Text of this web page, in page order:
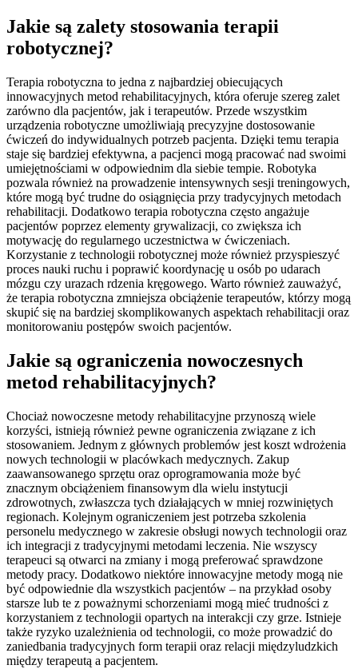
Jakie są zalety stosowania terapii
robotycznej?
Terapia robotyczna to jedna z najbardziej obiecujących
innowacyjnych metod rehabilitacyjnych, która oferuje szereg zalet
zarówno dla pacjentów, jak i terapeutów. Przede wszystkim
urządzenia robotyczne umożliwiają precyzyjne dostosowanie
ćwiczeń do indywidualnych potrzeb pacjenta. Dzięki temu terapia
staje się bardziej efektywna, a pacjenci mogą pracować nad swoimi
umiejętnościami w odpowiednim dla siebie tempie. Robotyka
pozwala również na prowadzenie intensywnych sesji treningowych,
które mogą być trudne do osiągnięcia przy tradycyjnych metodach
rehabilitacji. Dodatkowo terapia robotyczna często angażuje
pacjentów poprzez elementy grywalizacji, co zwiększa ich
motywację do regularnego uczestnictwa w ćwiczeniach.
Korzystanie z technologii robotycznej może również przyspieszyć
proces nauki ruchu i poprawić koordynację u osób po udarach
mózgu czy urazach rdzenia kręgowego. Warto również zauważyć,
że terapia robotyczna zmniejsza obciążenie terapeutów, którzy mogą
skupić się na bardziej skomplikowanych aspektach rehabilitacji oraz
monitorowaniu postępów swoich pacjentów.
Jakie są ograniczenia nowoczesnych
metod rehabilitacyjnych?
Chociaż nowoczesne metody rehabilitacyjne przynoszą wiele
korzyści, istnieją również pewne ograniczenia związane z ich
stosowaniem. Jednym z głównych problemów jest koszt wdrożenia
nowych technologii w placówkach medycznych. Zakup
zaawansowanego sprzętu oraz oprogramowania może być
znacznym obciążeniem finansowym dla wielu instytucji
zdrowotnych, zwłaszcza tych działających w mniej rozwiniętych
regionach. Kolejnym ograniczeniem jest potrzeba szkolenia
personelu medycznego w zakresie obsługi nowych technologii oraz
ich integracji z tradycyjnymi metodami leczenia. Nie wszyscy
terapeuci są otwarci na zmiany i mogą preferować sprawdzone
metody pracy. Dodatkowo niektóre innowacyjne metody mogą nie
być odpowiednie dla wszystkich pacjentów – na przykład osoby
starsze lub te z poważnymi schorzeniami mogą mieć trudności z
korzystaniem z technologii opartych na interakcji czy grze. Istnieje
także ryzyko uzależnienia od technologii, co może prowadzić do
zaniedbania tradycyjnych form terapii oraz relacji międzyludzkich
między terapeutą a pacjentem.